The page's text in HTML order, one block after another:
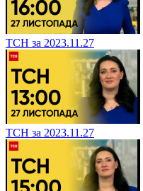
ТСН за 2023.11.27
ТСН за 2023.11.27